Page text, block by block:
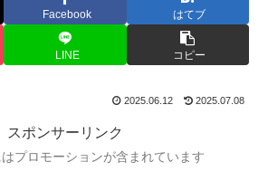
Facebook はてブ
LINE コピー
2025.06.12 2025.07.08
スポンサーリンク
プロモーションが含まれています